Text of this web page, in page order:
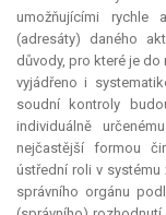
umožňujícími rychle
(adresáty) daného
důvody, pro které je
vyjádřeno i
soudní kontroly
individuálně
nejčastější formou
ústřední roli v
správního orgánu